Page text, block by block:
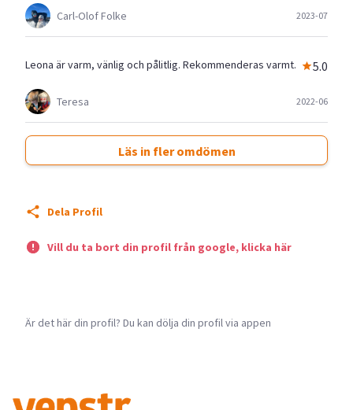
Carl-Olof Folke 2023-07
Leona är varm, vänlig och pålitlig. Rekommenderas varmt. 5.0
Teresa 2022-06
Läs in fler omdömen
Dela Profil
Vill du ta bort din profil från google, klicka här
Är det här din profil? Du kan dölja din profil via appen